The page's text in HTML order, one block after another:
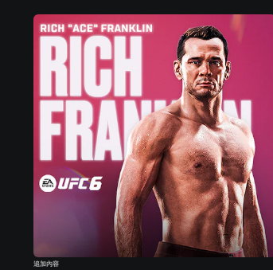
追加內容